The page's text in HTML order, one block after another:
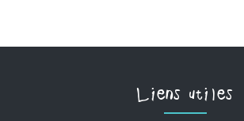
Liens utiles